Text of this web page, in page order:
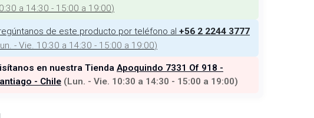
a 14:30 - 15:00 a 19:00)
de este producto por teléfono al +56 2 2244 3777
- Vie. 10:30 a 14:30 - 15:00 a 19:00)
en nuestra Tienda Apoquindo 7331 Of 918 -
- Chile (Lun. - Vie. 10:30 a 14:30 - 15:00 a 19:00)